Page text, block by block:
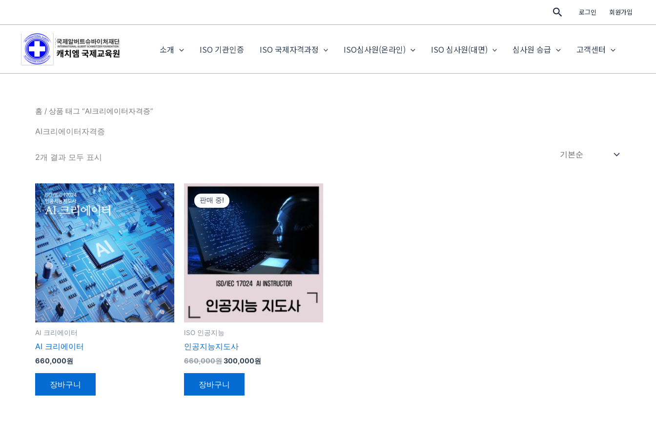
검
색
로그인 회원가입
소개 ISO 기관인증 ISO 국제자격과정 ISO심사원(온라인) ISO 심사원(대면) 심사원 승급 고객센터
홈 / 상품 태그 “AI크리에이터자격증”
AI크리에이터자격증
2개 결과 모두 표시
AI 크리에이터
AI 크리에이터
660,000원
장바구니
판매 중!
ISO 인공지능
인공지능지도사
660,000원
원
래
가
격:
660,000
원.
300,000원
현
300,000
장바구니